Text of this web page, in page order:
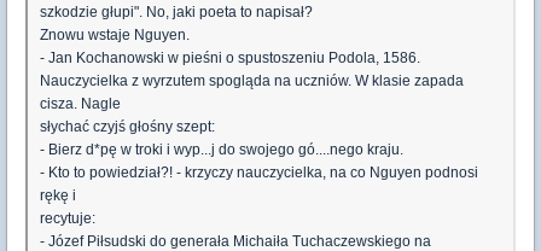
szkodzie głupi". No, jaki poeta to napisał?
Znowu wstaje Nguyen.
- Jan Kochanowski w pieśni o spustoszeniu Podola, 1586.
Nauczycielka z wyrzutem spogląda na uczniów. W klasie zapada
cisza. Nagle
słychać czyjś głośny szept:
- Bierz d*pę w troki i wyp...j do swojego gó....nego kraju.
- Kto to powiedział?! - krzyczy nauczycielka, na co Nguyen podnosi
rękę i
recytuje:
- Józef Piłsudski do generała Michaiła Tuchaczewskiego na